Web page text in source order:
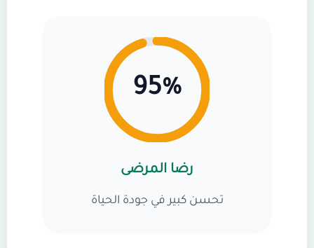
95%
رضا المرضى
تحسن كبير في جودة الحياة